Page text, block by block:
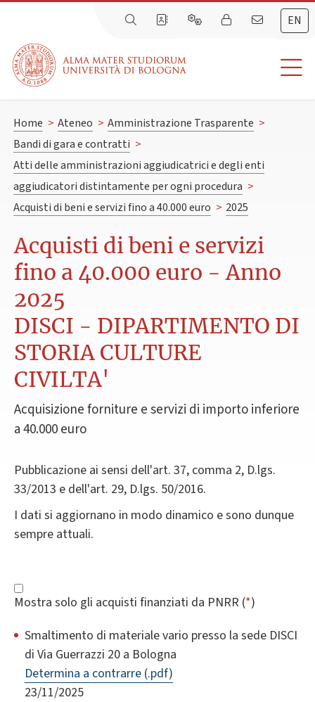
EN
Home > Ateneo > Amministrazione Trasparente >
Bandi di gara e contratti >
Atti delle amministrazioni aggiudicatrici e degli enti
aggiudicatori distintamente per ogni procedura >
Acquisti di beni e servizi fino a 40.000 euro > 2025
Acquisti di beni e servizi
fino a 40.000 euro - Anno
2025
DISCI - DIPARTIMENTO DI
STORIA CULTURE
CIVILTA'
Acquisizione forniture e servizi di importo inferiore
a 40.000 euro
Pubblicazione ai sensi dell'art. 37, comma 2, D.lgs.
33/2013 e dell'art. 29, D.lgs. 50/2016.
I dati si aggiornano in modo dinamico e sono dunque
sempre attuali.
Mostra solo gli acquisti finanziati da PNRR (*)
Smaltimento di materiale vario presso la sede DISCI
di Via Guerrazzi 20 a Bologna
Determina a contrarre (.pdf)
23/11/2025